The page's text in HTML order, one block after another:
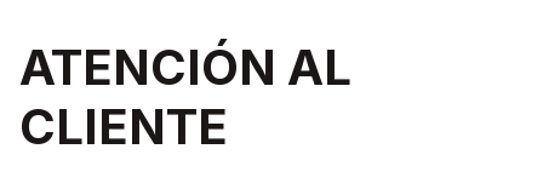
ATENCIÓN AL
CLIENTE